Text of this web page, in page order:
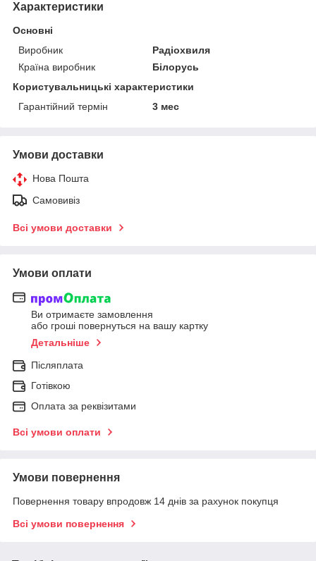
Характеристики
Основні
Виробник
Радіохвиля
Країна виробник
Білорусь
Користувальницькі характеристики
Гарантійний термін
3 мес
Умови доставки
Нова Пошта
Самовивіз
Всі умови доставки
Умови оплати
Ви отримаєте замовлення
або гроші повернуться на вашу картку
Детальніше
Післяплата
Готівкою
Оплата за реквізитами
Всі умови оплати
Умови повернення
Повернення товару впродовж 14 днів за рахунок покупця
Всі умови повернення